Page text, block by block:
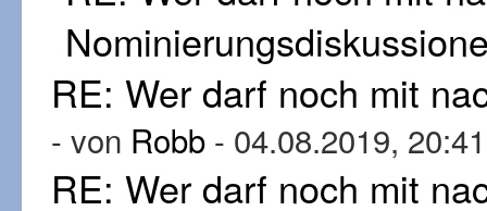
RE: Wer darf noch mit
- von Robb - 04.08.2019, 20:41
RE: Wer darf noch mit